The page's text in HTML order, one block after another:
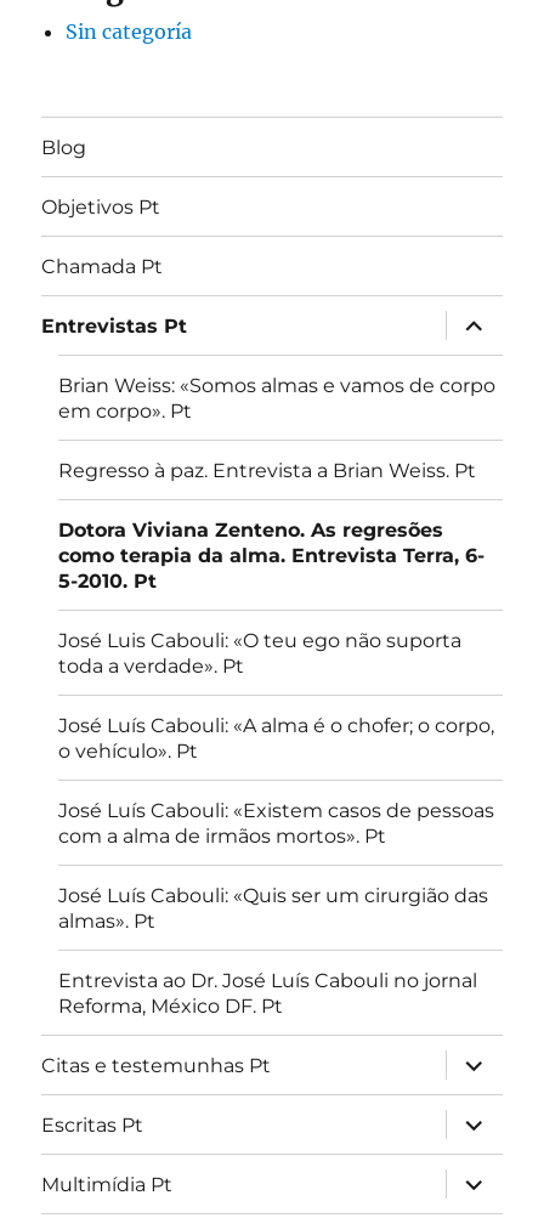
Sin categoría
Blog
Objetivos Pt
Chamada Pt
Entrevistas Pt
expandir
Brian Weiss: «Somos almas e vamos de corpo
em corpo». Pt
Regresso à paz. Entrevista a Brian Weiss. Pt
Dotora Viviana Zenteno. As regresões
como terapia da alma. Entrevista Terra, 6-
5-2010. Pt
José Luis Cabouli: «O teu ego não suporta
toda a verdade». Pt
José Luís Cabouli: «A alma é o chofer; o corpo,
o vehículo». Pt
José Luís Cabouli: «Existem casos de pessoas
com a alma de irmãos mortos». Pt
José Luís Cabouli: «Quis ser um cirurgião das
almas». Pt
Entrevista ao Dr. José Luís Cabouli no jornal
Reforma, México DF. Pt
Citas e testemunhas Pt
expandir
Escritas Pt
expandir
Multimídia Pt
expandir